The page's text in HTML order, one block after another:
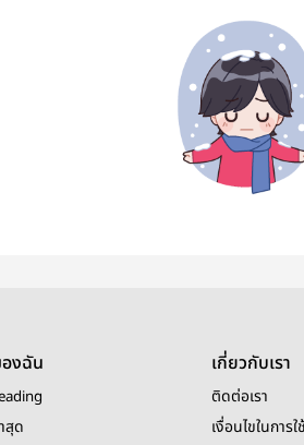
งฉัน
สุด
เกี่ยวกับเรา
ติดต่อเรา
เงื่อนไขในการ